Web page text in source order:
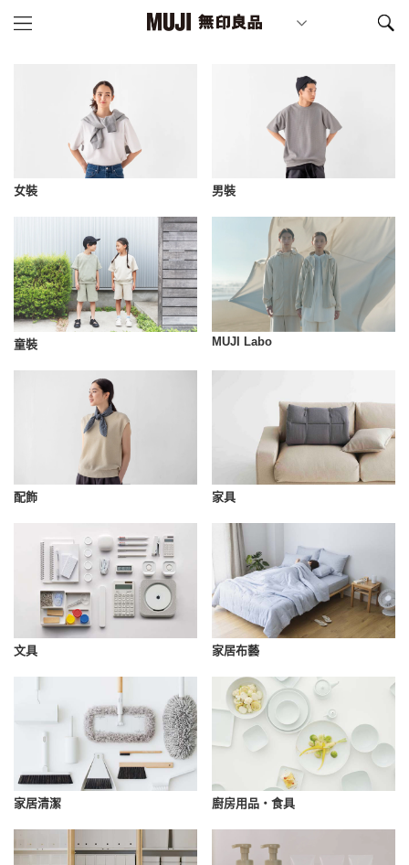
女裝 男裝
童裝 MUJI Labo
配飾 家具
文具 家居布藝
家居清潔 廚房用品・食具